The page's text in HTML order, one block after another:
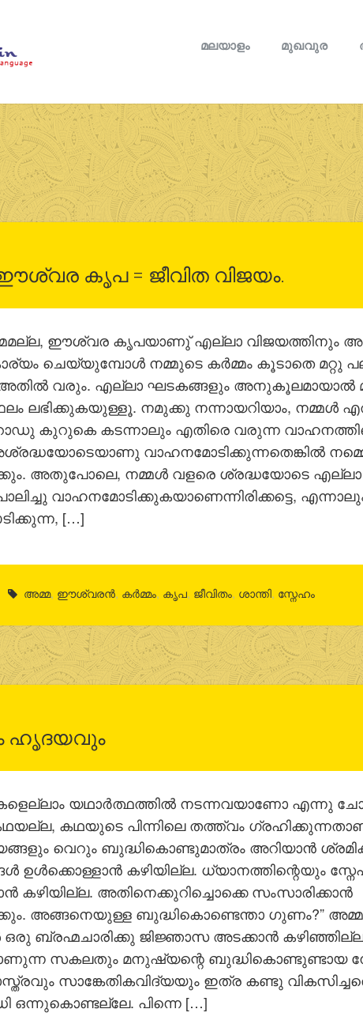
മലയാളം മുഖവുര
ഈശ്വര കൃപ = ജീവിത വിജയം.
ഈശ്വര കൃപയാണു് എല്ലാ വിജയത്തിനും
ചെയ്യുമ്പോള്‍ നമ്മുടെ കര്‍മ്മം കൂടാതെ മറ്റു
വരും. എല്ലാ ഘടകങ്ങളും അനുകൂലമായാല്‍
ഫലം ലഭിക്കുകയുള്ളൂ. നമുക്കു നന്നായറിയാം, നമ്മള്‍
കുറുകെ കടന്നാലും എതിരെ വരുന്ന
വാഹനമോടിക്കുന്നതെങ്കില്‍
അതുപോലെ, നമ്മള്‍ വളരെ ശ്രദ്ധയോടെ എല്ലാ
വാഹനമോടിക്കുകയാണെന്നിരിക്കട്ടെ,
[…]
അമ്മ, ഈശ്വരന്‍, കര്‍മ്മം, കൃപ, ജീവിതം, ശാന്തി, സ്നേഹം
ഹൃദയവും
യഥാര്‍ത്ഥത്തില്‍ നടന്നവയാണോ എന്നു
കഥയുടെ പിന്നിലെ തത്ത്വം
വെറും ബുദ്ധികൊണ്ടുമാത്രം അറിയാന്‍
ഉള്‍ക്കൊള്ളാന്‍ കഴിയില്ല. ധ്യാനത്തിന്റെയും
കഴിയില്ല. അതിനെക്കുറിച്ചൊക്കെ സംസാരിക്കാന്‍
അങ്ങനെയുള്ള ബുദ്ധികൊണ്ടെന്താ ഗുണം?”
ബ്രഹ്മചാരിക്കു ജിജ്ഞാസ അടക്കാന്‍
സകലതും മനുഷ്യന്റെ ബുദ്ധികൊണ്ടുണ്ടായ
സാങ്കേതികവിദ്യയും ഇത്ര കണ്ടു
പിന്നെ […]